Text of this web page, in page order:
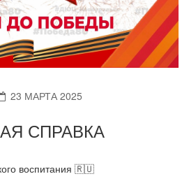
23 МАРТА 2025
СПРАВКА
воспитания 🇷🇺